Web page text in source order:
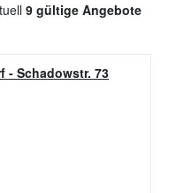
9 gültige Angebote
- Schadowstr. 73